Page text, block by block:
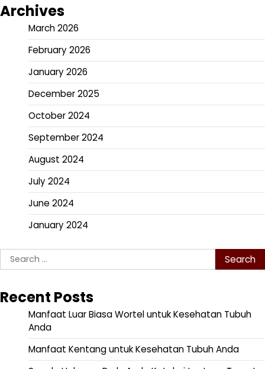
Archives
March 2026
February 2026
January 2026
December 2025
October 2024
September 2024
August 2024
July 2024
June 2024
January 2024
Search
for:
Recent Posts
Manfaat Luar Biasa Wortel untuk Kesehatan Tubuh
Anda
Manfaat Kentang untuk Kesehatan Tubuh Anda